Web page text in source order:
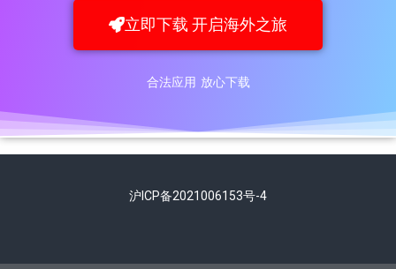
立即下载 开启海外之旅
合法应用 放心下载
沪ICP备2021006153号-4